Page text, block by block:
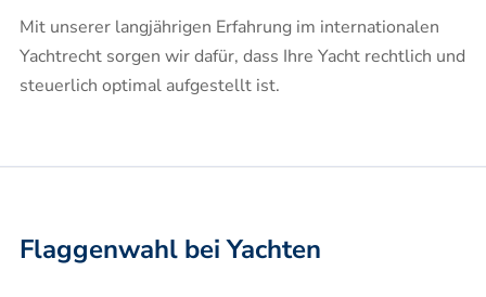
Mit unserer langjährigen Erfahrung im internationalen
Yachtrecht sorgen wir dafür, dass Ihre Yacht rechtlich und
steuerlich optimal aufgestellt ist.​
Flaggenwahl bei Yachten